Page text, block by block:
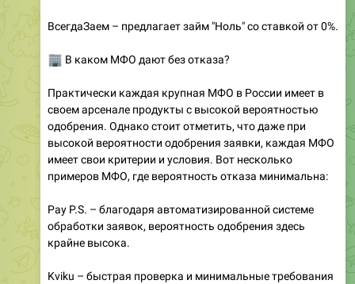
ВсегдаЗаем – предлагает займ "Ноль" со ставкой от 0%.
В каком МФО дают без отказа?
Практически каждая крупная МФО в России имеет в
своем арсенале продукты с высокой вероятностью
одобрения. Однако стоит отметить, что даже при
высокой вероятности одобрения заявки, каждая МФО
имеет свои критерии и условия. Вот несколько
примеров МФО, где вероятность отказа минимальна:
Pay P.S. – благодаря автоматизированной системе
обработки заявок, вероятность одобрения здесь
крайне высока.
Kviku – быстрая проверка и минимальные требования